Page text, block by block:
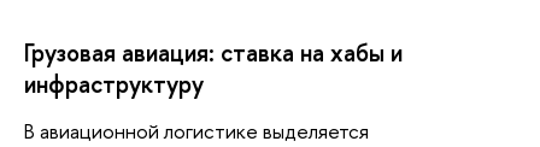
Грузовая авиация: ставка на хабы и
инфраструктуру
В авиационной логистике выделяется